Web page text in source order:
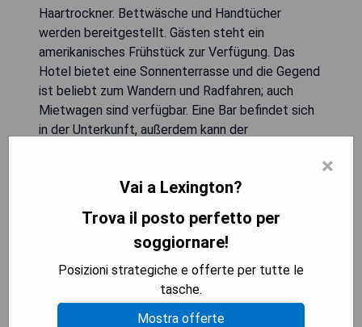
Haartrockner. Bettwäsche und Handtücher
werden bereitgestellt. Gästen steht ein
amerikanisches Frühstück zur Verfügung. Das
Hotel bietet eine Sonnenterrasse und die Gegend
ist beliebt zum Wandern und Radfahren; auch
Mietwagen sind verfügbar. Eine Bar befindet sich
in der Unterkunft, außerdem kann der
Arena, das Lexington Convention Center und das
der Blue Grass Airport, 9 km vom Lexington
Marriott City Center entfernt.
- Kostenlose Fahrräder
- Saisonaler Außenpool
×
Vai a Lexington?
Trova il posto perfetto per
soggiornare!
Posizioni strategiche e offerte per tutte le
tasche.
Mostra offerte